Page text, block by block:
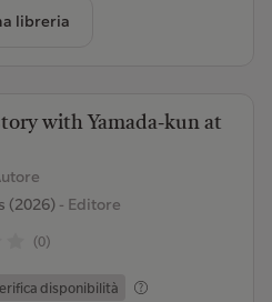
libreria
with Yamada-kun at
(2026)- Editore
(0)
disponibilità